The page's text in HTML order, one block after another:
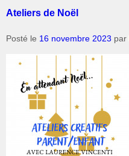
Ateliers de Noël
Posté le 16 novembre 2023 par